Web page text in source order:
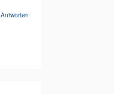
Antworten